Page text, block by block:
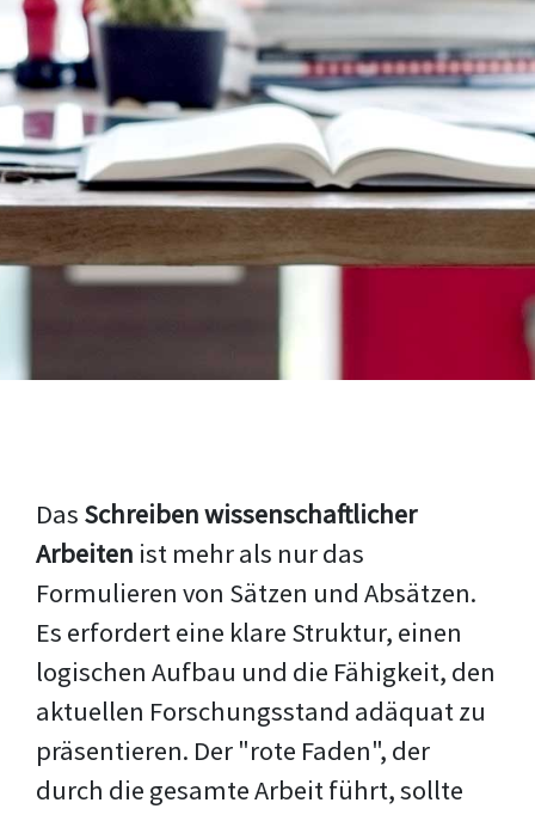
Das Schreiben wissenschaftlicher
Arbeiten ist mehr als nur das
Formulieren von Sätzen und Absätzen.
Es erfordert eine klare Struktur, einen
logischen Aufbau und die Fähigkeit, den
aktuellen Forschungsstand adäquat zu
präsentieren. Der "rote Faden", der
durch die gesamte Arbeit führt, sollte